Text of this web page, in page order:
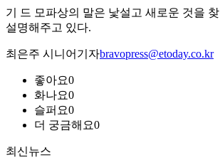
기 드 모파상의 말은 낯설고 새로운 것을
설명해주고 있다.
최은주 시니어기자bravopress@etoday.co.kr
좋아요0
화나요0
슬퍼요0
더 궁금해요0
최신뉴스